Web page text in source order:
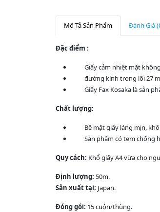
Mô Tả Sản Phẩm Đánh Giá
Đặc điểm :
Giấy cảm nhiệt mặt không
đường kính trong lõi 27
Giấy Fax Kosaka là sản
Chất lượng:
Bề mặt giấy láng mịn,
Sản phẩm có tem chống
Quy cách: Khổ giấy A4 vừa cho
Định lượng: 50m.
Sản xuất tại: Japan.
Đóng gói: 15 cuộn/thùng.